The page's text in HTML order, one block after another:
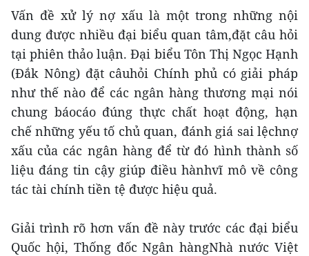
Vấn đề xử lý nợ xấu là một trong những nội
dung được nhiều đại biểu quan tâm,đặt câu hỏi
tại phiên thảo luận. Đại biểu Tôn Thị Ngọc Hạnh
(Đắk Nông) đặt câuhỏi Chính phủ có giải pháp
như thế nào để các ngân hàng thương mại nói
chung báocáo đúng thực chất hoạt động, hạn
chế những yếu tố chủ quan, đánh giá sai lệchnợ
xấu của các ngân hàng để từ đó hình thành số
liệu đáng tin cậy giúp điều hànhvĩ mô về công
tác tài chính tiền tệ được hiệu quả.
Giải trình rõ hơn vấn đề này trước các đại biểu
Quốc hội, Thống đốc Ngân hàngNhà nước Việt